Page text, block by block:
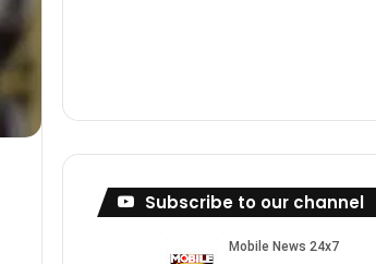
Subscribe to our channel